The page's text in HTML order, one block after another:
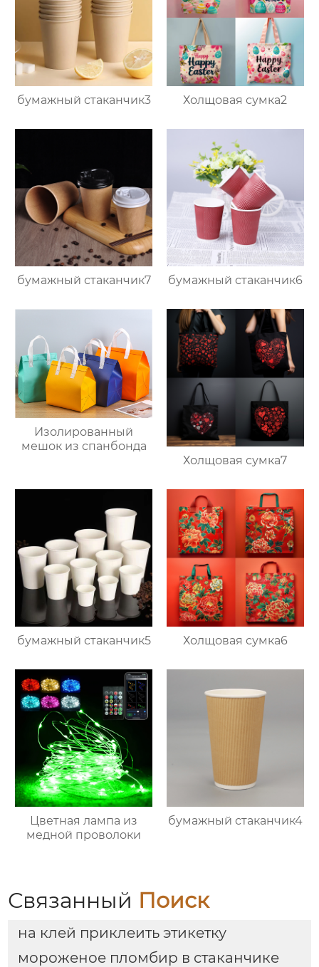
бумажный стаканчик3 Холщовая сумка2
бумажный стаканчик7 бумажный стаканчик6
Изолированный
мешок из спанбонда
Холщовая сумка7
бумажный стаканчик5 Холщовая сумка6
Цветная лампа из
медной проволоки
бумажный стаканчик4
Связанный Поиск
на клей приклеить этикетку
мороженое пломбир в стаканчике